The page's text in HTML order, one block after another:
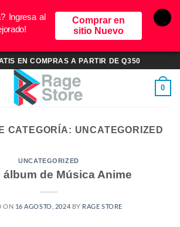
EN COMPRAS A PARTIR DE Q350
0
CATEGORÍA: UNCATEGORIZED
UNCATEGORIZED
álbum de Música Anime
ON 16 AGOSTO, 2024 BY RAGE STORE
Ingresa al
Comprar en
sitio Nuevo